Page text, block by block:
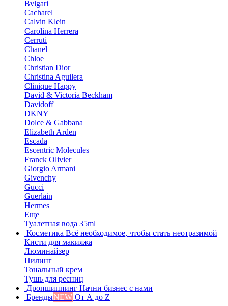
Bvlgari
Cacharel
Calvin Klein
Carolina Herrera
Cerruti
Chanel
Chloe
Christian Dior
Christina Aguilera
Clinique Happy
David & Victoria Beckham
Davidoff
DKNY
Dolce & Gabbana
Elizabeth Arden
Escada
Escentric Molecules
Franck Olivier
Giorgio Armani
Givenchy
Gucci
Guerlain
Hermes
Еще
Туалетная вода 35ml
Косметика Всё необходимое, чтобы стать неотразимой
Кисти для макияжа
Люминайзер
Пилинг
Тональный крем
Тушь для ресниц
Дропшиппинг Начни бизнес с нами
БрендыNEW От А до Z